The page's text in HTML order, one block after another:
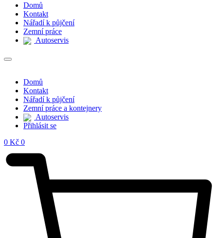
Domů
Kontakt
Nářadí k půjčení
Zemní práce
Autoservis
Domů
Kontakt
Nářadí k půjčení
Zemní práce a kontejnery
Autoservis
Přihlásit se
0 Kč 0